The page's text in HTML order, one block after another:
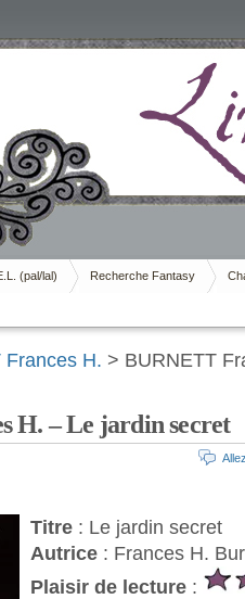
(pal/lal) Recherche Fantasy
Frances H. > BURNETT
H. – Le jardin secret
Titre : Le jardin secret
Autrice : Frances H.
Plaisir de lecture :